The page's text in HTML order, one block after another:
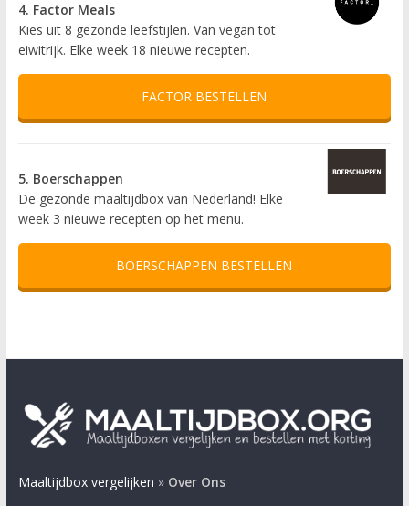
4. Factor Meals
Kies uit 8 gezonde leefstijlen. Van vegan tot
eiwitrijk. Elke week 18 nieuwe recepten.
FACTOR BESTELLEN
5. Boerschappen
De gezonde maaltijdbox van Nederland! Elke
week 3 nieuwe recepten op het menu.
BOERSCHAPPEN BESTELLEN
Maaltijdbox vergelijken » Over Ons